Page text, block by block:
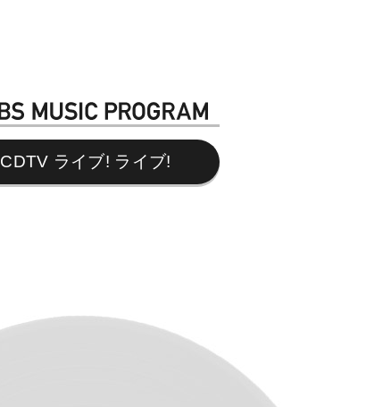
CDTV ライブ! ライブ!